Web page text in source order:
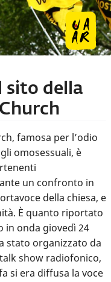
sito della
famosa per l’odio
omosessuali, è
un confronto in
della chiesa, e
È quanto riportato
in onda giovedì 24
stato organizzato da
show radiofonico,
si era diffusa la voce